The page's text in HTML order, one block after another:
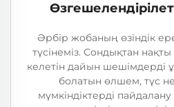
Әрбір жобаның өзіндік
түсінеміз. Сондықтан
келетін дайын шешімдерді
болатын өлшем, түс
мүмкіндіктерді